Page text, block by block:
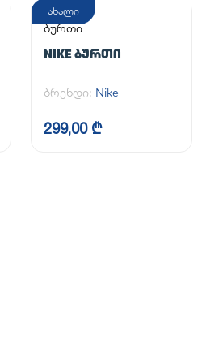
ახალი
ბურთი
NIKE ᲑᲣᲠᲗᲘ
ბრენდი: Nike
299,00 ₾